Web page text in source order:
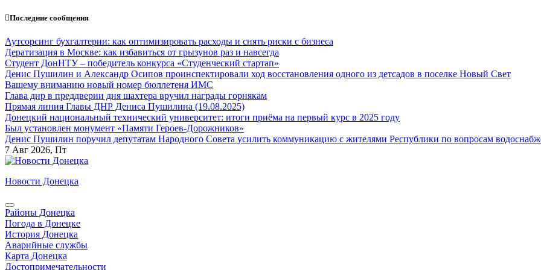
Перейти
содержанию
Последние сообщения
Аутсорсинг бухгалтерии: как оптимизировать расходы и снять риски с бизнеса
Дератизация в Москве: как избавиться от грызунов раз и навсегда
Студент ДонНТУ – победитель конкурса «Студенческий стартап»
Денис Пушилин и Александр Осипов проинспектировали ход восстановления одного из детсадов в поселке Новый Свет
Вашему вниманию новый номер бюллетеня ИМС
Глава днр в преддверии дня шахтера вручил награды горнякам
Прямая линия Главы ДНР Дениса Пушилина (19.08.2025)
Донецкий национальный технический университет: итоги приёма на первый курс в 2025 году
Был установлен монумент «Памяти Героев-Дорожников»
Денис Пушилин поручил депутатам Народного Совета усилить коммуникацию с жителями Республики по вопросам
7 Авг 2026, Пт
Новости Донецка
Районы Донецка
Погода в Донецке
История Донецка
Аварийные службы
Карта Донецка
Достопримечательности